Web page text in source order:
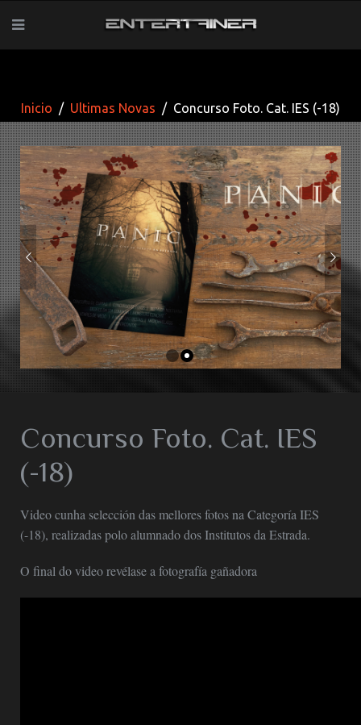
Inicio Ultimas Novas Concurso Foto. Cat. IES (-18)
Concurso Foto. Cat. IES
(-18)
Video cunha selección das mellores fotos na Categoría IES
(-18), realizadas polo alumnado dos Institutos da Estrada.
O final do video revélase a fotografía gañadora